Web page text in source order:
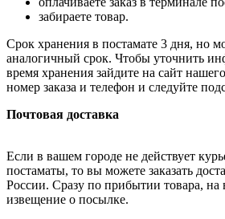
забираете товар.
Срок хранения в постамате 3 дня, но
аналогичный срок. Чтобы уточнить
время хранения зайдите на сайт нашего
номер заказа и телефон и следуйте
Почтовая доставка
Если в вашем городе не действует
постаматы, то вы можете заказать
России. Сразу по прибытии товара, на
извещение о посылке.